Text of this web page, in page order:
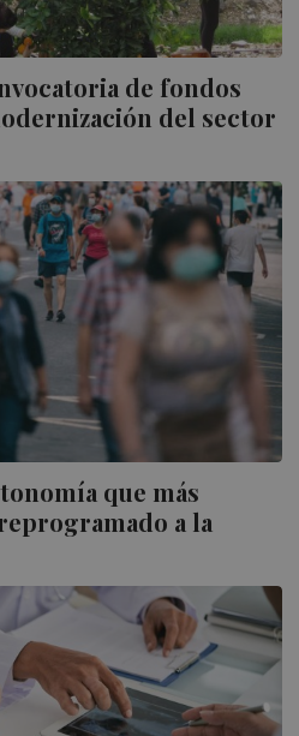
de fondos
del sector
que más
a la